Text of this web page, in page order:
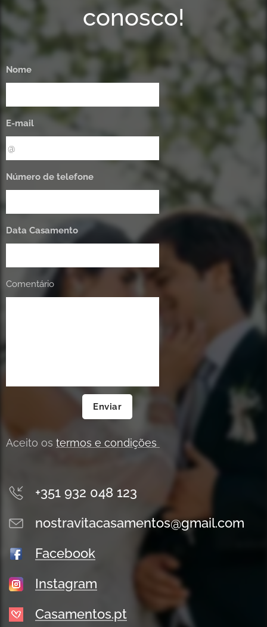
conosco!
Nome
E-mail
Número de telefone
Data Casamento
Comentário
Enviar
Aceito os termos e condições
+351 932 048 123
nostravitacasamentos@gmail.com
Facebook
Instagram
Casamentos.pt